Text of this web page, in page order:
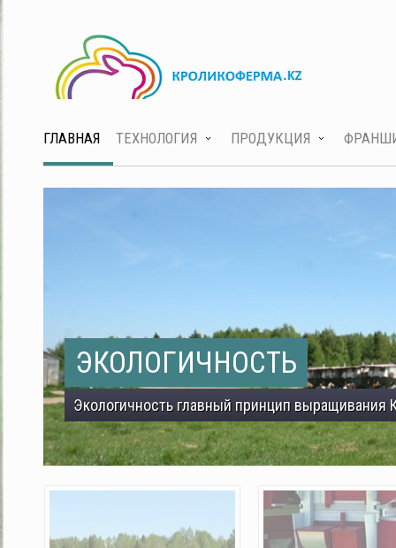
ГЛАВНАЯ ТЕХНОЛОГИЯ ПРОДУКЦИЯ
ЭКОЛОГИЧНОСТЬ
Экологичность главный принцип выращивания